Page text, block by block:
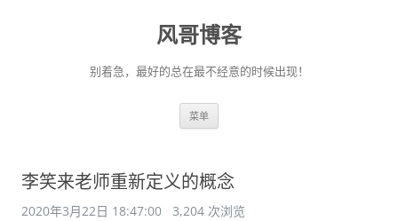
风哥博客
别着急，最好的总在最不经意的时候出现！
菜单
李笑来老师重新定义的概念
2020年3月22日 18:47:00 3,204 次浏览